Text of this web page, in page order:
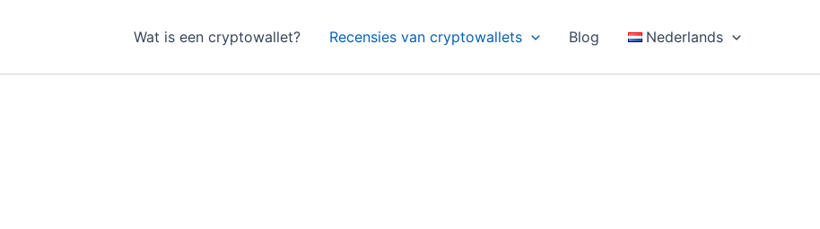
Wat is een cryptowallet? Recensies van cryptowallets Blog Nederlands